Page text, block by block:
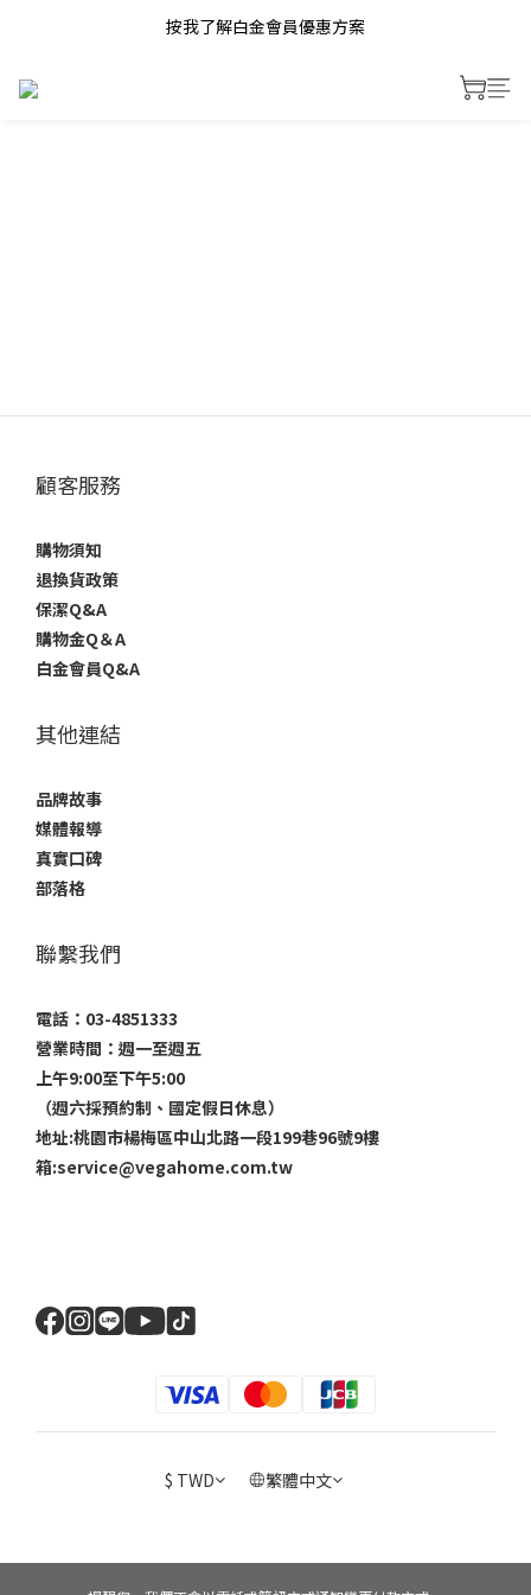
按我了解白金會員優惠方案
顧客服務
購物須知
退換貨政策
保潔Q&A
購物金Q＆A
白金會員Q&A
其他連結
品牌故事
媒體報導
真實口碑
部落格
聯繫我們
電話：03-4851333
營業時間：週一至週五
上午9:00至下午5:00
（週六採預約制、國定假日休息）
地址:桃園市楊梅區中山北路一段199巷96號9樓
箱:service@vegahome.com.tw
$ TWD 繁體中文